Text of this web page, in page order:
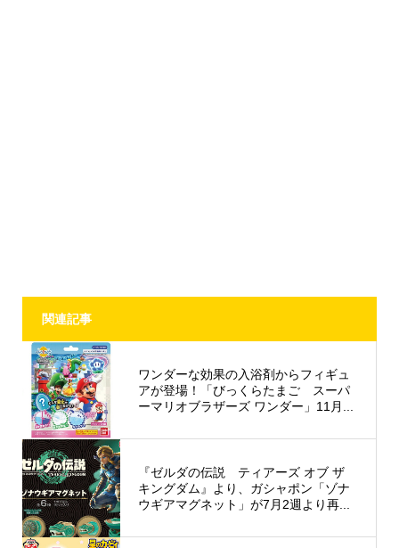
関連記事
ワンダーな効果の入浴剤からフィギュ
アが登場！「びっくらたまご スーパ
ーマリオブラザーズ ワンダー」11月...
『ゼルダの伝説 ティアーズ オブ ザ
キングダム』より、ガシャポン「ゾナ
ウギアマグネット」が7月2週より再...